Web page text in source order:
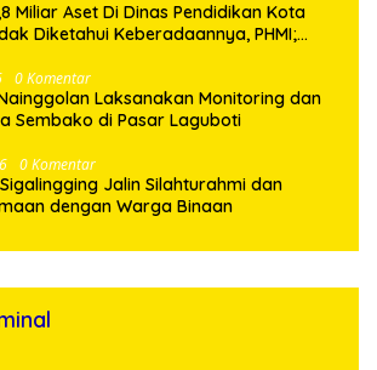
Miliar Aset Di Dinas Pendidikan Kota
Diketahui Keberadaannya, PHMI;
0 Komentar
Laksanakan Monitoring dan
Sembako di Pasar Laguboti
0 Komentar
Jalin Silahturahmi dan
dengan Warga Binaan